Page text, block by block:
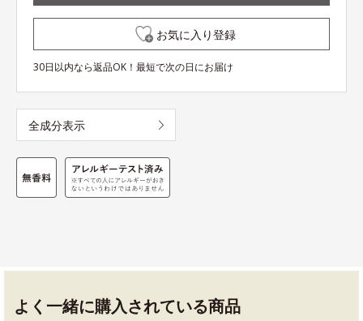
お気に入り登録
30日以内なら返品OK！最短で次の日にお届け
全成分表示
よく一緒に購入されている商品